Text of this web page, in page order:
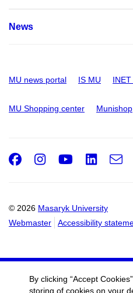
News
MU news portal IS MU INET
MU Shopping center Munishop
© 2026 Masaryk University
Webmaster
Accessibility
Facebook
Instagram
Youtube
e-
By clicking “Accept
storing of cookies on your